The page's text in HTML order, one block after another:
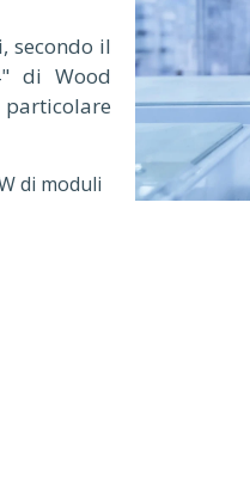
secondo il
di Wood
di moduli